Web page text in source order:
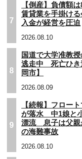
7
【倒産】負債額
賃貸業を手掛け
入金が経営を圧迫
2026.08.10
8
国道で大学准教
逃走中 死亡ひき
岡市】
2026.08.09
9
【続報】フロー
が落水 中1娘と
漂流 息子は父親
の海難事故
2026.08.10